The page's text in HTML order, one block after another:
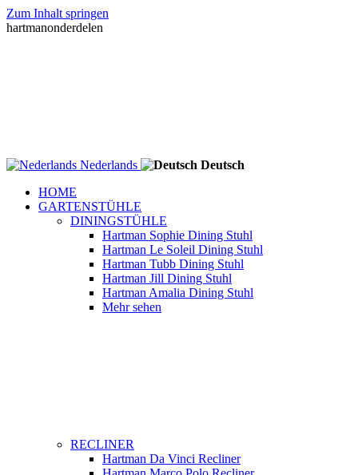
Zum Inhalt springen
hartmanonderdelen
Nederlands
Deutsch
HOME
GARTENSTÜHLE
DININGSTÜHLE
Hartman Sophie Dining Stuhl
Hartman Le Soleil Dining Stuhl
Hartman Tubb Dining Stuhl
Hartman Jill Dining Stuhl
Hartman Amalia Dining Stuhl
Mehr sehen
RECLINER
Hartman Da Vinci Recliner